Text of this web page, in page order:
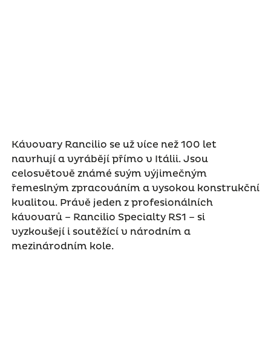
Kávovary Rancilio se už více než 100 let
navrhují a vyrábějí přímo v Itálii. Jsou
celosvětově známé svým výjimečným
řemeslným zpracováním a vysokou konstrukční
kvalitou. Právě jeden z profesionálních
kávovarů – Rancilio Specialty RS1 – si
vyzkoušejí i soutěžící v národním a
mezinárodním kole.